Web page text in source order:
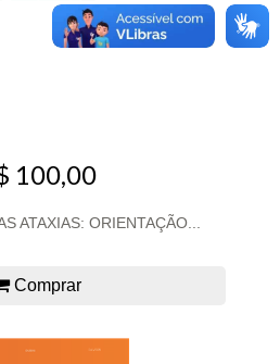
100,00
ATAXIAS: ORIENTAÇÃO...
Comprar